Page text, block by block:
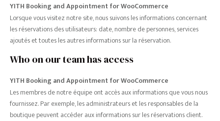
YITH Booking and Appointment for WooCommerce
Lorsque vous visitez notre site, nous suivons les informations concernant
les réservations des utilisateurs: date, nombre de personnes, services
ajoutés et toutes les autres informations sur la réservation.
Who on our team has access
YITH Booking and Appointment for WooCommerce
Les membres de notre équipe ont accès aux informations que vous nous
fournissez. Par exemple, les administrateurs et les responsables de la
boutique peuvent accéder aux informations sur les réservations client.